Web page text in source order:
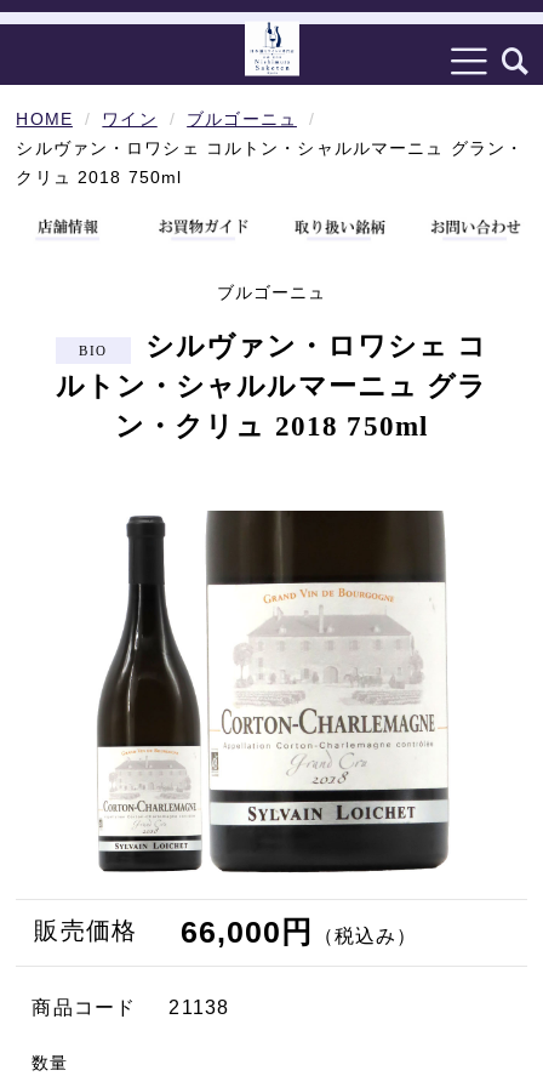
HOME ワイン
ブルゴーニュ
シルヴァン・ロワシェ コルトン・シャルルマーニュ グラン・
クリュ 2018 750ml
ブルゴーニュ
シルヴァン・ロワシェ コ
ルトン・シャルルマーニュ グラ
ン・クリュ 2018 750ml
販売価格 66,000円 （税込み）
商品コード 21138
数量